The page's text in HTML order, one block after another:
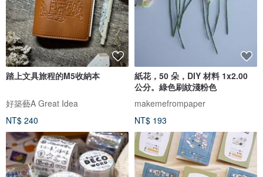
踏上文具旅程的M5收納本
好築藝A Great Idea
NT$ 240
紙花，50 朵，DIY 材料 1x2.00
公分。綠色刷紋淺粉色
makemefrompaper
NT$ 193